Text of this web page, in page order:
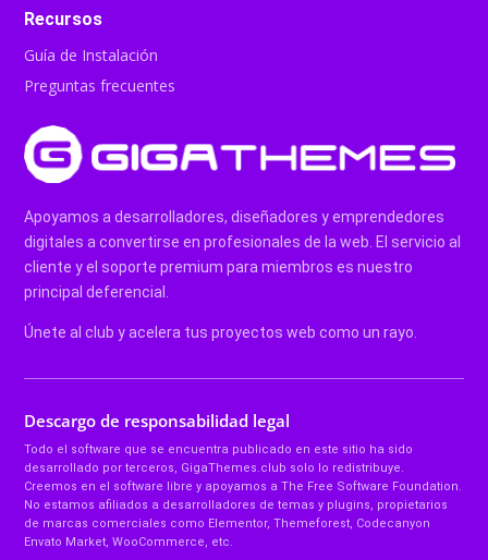
Recursos
Guía de Instalación
Preguntas frecuentes
Apoyamos a desarrolladores, diseñadores y emprendedores
digitales a convertirse en profesionales de la web. El servicio al
cliente y el soporte premium para miembros es nuestro
principal deferencial.
Únete al club y acelera tus proyectos web como un rayo.
Descargo de responsabilidad legal
Todo el software que se encuentra publicado en este sitio ha sido
desarrollado por terceros, GigaThemes.club solo lo redistribuye.
Creemos en el software libre y apoyamos a The Free Software Foundation.
No estamos afiliados a desarrolladores de temas y plugins, propietarios
de marcas comerciales como Elementor, Themeforest, Codecanyon
Envato Market, WooCommerce, etc.